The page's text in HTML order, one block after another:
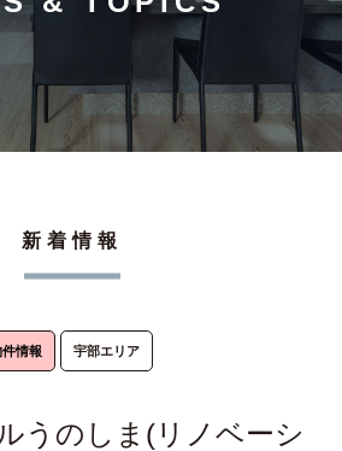
新着情報
件情報 宇部エリア
うのしま(リノベーシ